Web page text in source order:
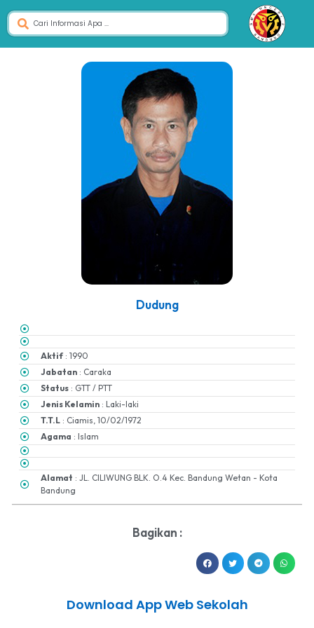
Dudung
Aktif : 1990
Jabatan : Caraka
Status : GTT / PTT
Jenis Kelamin : Laki-laki
T.T.L : Ciamis, 10/02/1972
Agama : Islam
Alamat : JL. CILIWUNG BLK. O.4 Kec. Bandung Wetan - Kota
Bandung
Bagikan :
Download App Web Sekolah